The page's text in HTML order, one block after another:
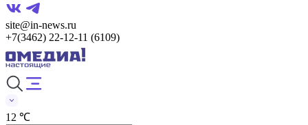
site@in-news.ru
+7(3462) 22-12-11 (6109)
12 ℃